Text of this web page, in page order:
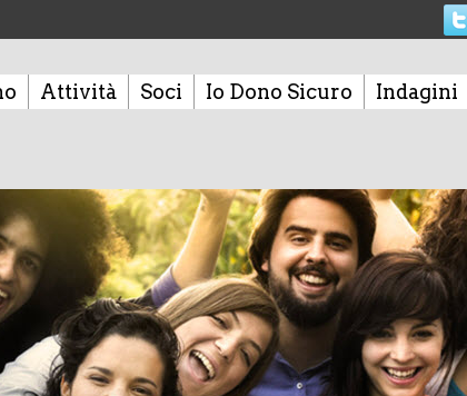
Attività Soci Io Dono Sicuro Indagini